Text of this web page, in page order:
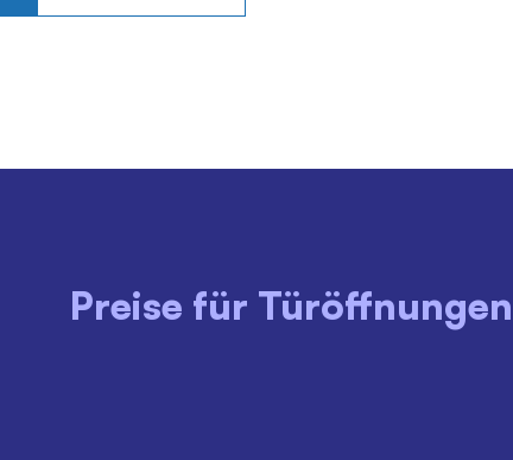
Preise für